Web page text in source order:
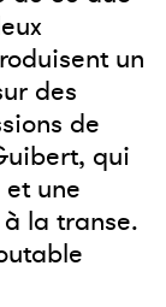
un
des
de
qui
une
la transe.